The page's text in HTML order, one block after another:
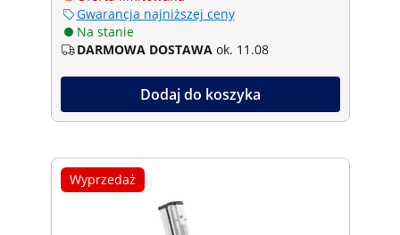
Gwarancja najniższej ceny
Na stanie
DARMOWA DOSTAWA ok. 11.08
Dodaj do koszyka
Wyprzedaż